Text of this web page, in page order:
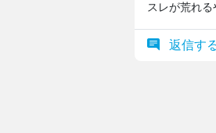
スレが荒れる
返信す